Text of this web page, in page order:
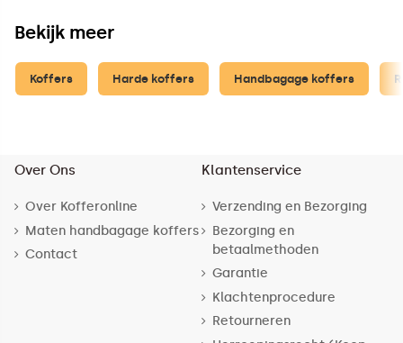
Bekijk meer
Koffers Harde koffers Handbagage koffers
Over Ons
Over Kofferonline
Maten handbagage koffers
Contact
Klantenservice
Verzending en Bezorging
Bezorging en
betaalmethoden
Garantie
Klachtenprocedure
Retourneren